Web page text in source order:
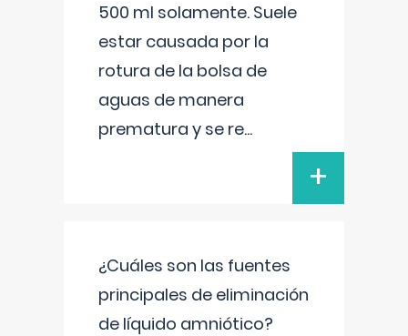
500 ml solamente. Suele
estar causada por la
rotura de la bolsa de
aguas de manera
prematura y se re...
+
¿Cuáles son las fuentes
principales de eliminación
de líquido amniótico?